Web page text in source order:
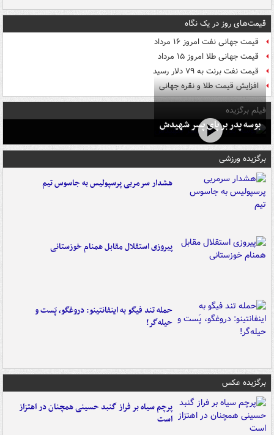
قیمت‌های روز در یک نگاه
قیمت جهانی نفت امروز ۱۶ مرداد
قیمت جهانی طلا امروز ۱۵ مرداد
قیمت نفت برنت به ۷۹ دلار رسید
افزایش قیمت طلا و نقره جهانی
فیلم برگزیده
بوسه‌ پدر بر پای پسر شهیدش
برگزیده ورزشی
هشدار سرمربی پرسپولیس به جاسوس تیم
پیروزی استقلال مقابل همنام خوزستانی
حمله تند فیگو به اینفانتینو: دروغگو، پَست‌ و
حیله‌گر!
برگزیده عکس
پرچم سیاه بر فراز گنبد حسینی همچنان در اهتزاز
است